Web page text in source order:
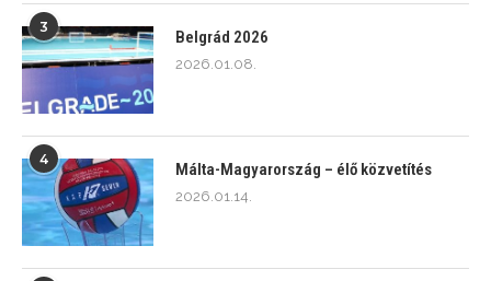
3
Belgrád 2026
2026.01.08.
4
Málta-Magyarország – élő közvetítés
2026.01.14.